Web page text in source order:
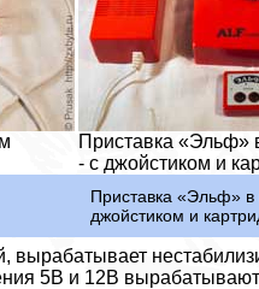
Приставка «Эльф»
- с джойстиком и
Приставка «Эльф»
джойстиком и
вырабатывает
5В и 12В